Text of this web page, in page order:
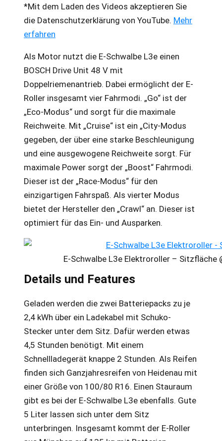
*Mit dem Laden des Videos akzeptieren Sie
die Datenschutzerklärung von YouTube. Mehr
erfahren
Als Motor nutzt die E-Schwalbe L3e einen
BOSCH Drive Unit 48 V mit
Doppelriemenantrieb. Dabei ermöglicht der E-
Roller insgesamt vier Fahrmodi. „Go“ ist der
„Eco-Modus“ und sorgt für die maximale
Reichweite. Mit „Cruise“ ist ein „City-Modus
gegeben, der über eine starke Beschleunigung
und eine ausgewogene Reichweite sorgt. Für
maximale Power sorgt der „Boost“ Fahrmodi.
Dieser ist der „Race-Modus“ für den
einzigartigen Fahrspaß. Als vierter Modus
bietet der Hersteller den „Crawl“ an. Dieser ist
optimiert für das Ein- und Ausparken.
E-Schwalbe L3e Elektroroller – Sitzfläche
Details und Features
Geladen werden die zwei Batteriepacks zu je
2,4 kWh über ein Ladekabel mit Schuko-
Stecker unter dem Sitz. Dafür werden etwas
4,5 Stunden benötigt. Mit einem
Schnellladegerät knappe 2 Stunden. Als Reifen
finden sich Ganzjahresreifen von Heidenau mit
einer Größe von 100/80 R16. Einen Stauraum
gibt es bei der E-Schwalbe L3e ebenfalls. Gute
5 Liter lassen sich unter dem Sitz
unterbringen. Insgesamt kommt der E-Roller